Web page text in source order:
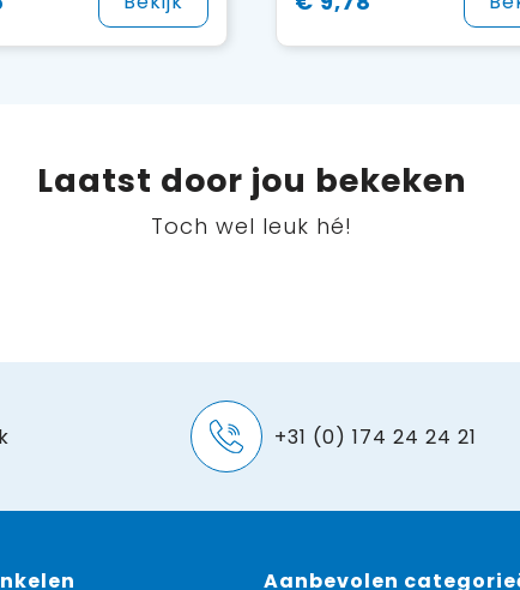
Laatst door jou bekeken
Toch wel leuk hé!
+31 (0) 174 24 24 21
Aanbevolen